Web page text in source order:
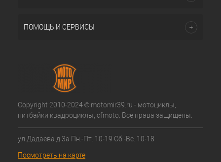
ПОМОЩЬ И СЕРВИСЫ
Copyright 2010-2024 © motomir39.ru - мотоциклы,
питбайки квадроциклы, cfmoto. Все права защищены.
ул.Дадаева д.3а Пн.-Пт. 10-19 Сб.-Вс. 10-18
Посмотреть на карте